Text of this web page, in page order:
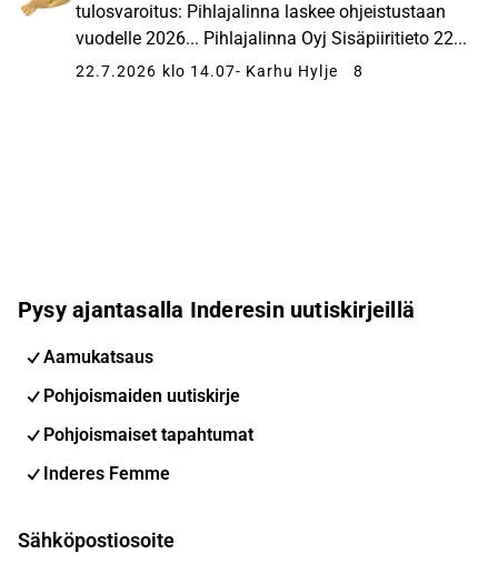
tulosvaroitus: Pihlajalinna laskee ohjeistustaan
vuodelle 2026... Pihlajalinna Oyj Sisäpiiritieto 22...
22.7.2026 klo 14.07- Karhu Hylje 8
Pysy ajantasalla Inderesin uutiskirjeillä
Aamukatsaus
Pohjoismaiden uutiskirje
Pohjoismaiset tapahtumat
Inderes Femme
Sähköpostiosoite